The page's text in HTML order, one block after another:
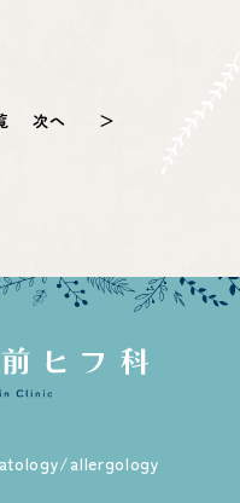
次へ ＞
allergology